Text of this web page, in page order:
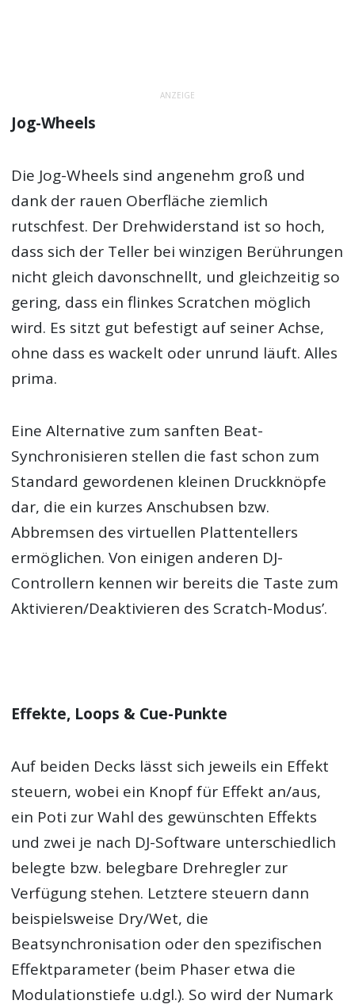
ANZEIGE
Jog-Wheels
Die Jog-Wheels sind angenehm groß und
dank der rauen Oberfläche ziemlich
rutschfest. Der Drehwiderstand ist so hoch,
dass sich der Teller bei winzigen Berührungen
nicht gleich davonschnellt, und gleichzeitig so
gering, dass ein flinkes Scratchen möglich
wird. Es sitzt gut befestigt auf seiner Achse,
ohne dass es wackelt oder unrund läuft. Alles
prima.
Eine Alternative zum sanften Beat-
Synchronisieren stellen die fast schon zum
Standard gewordenen kleinen Druckknöpfe
dar, die ein kurzes Anschubsen bzw.
Abbremsen des virtuellen Plattentellers
ermöglichen. Von einigen anderen DJ-
Controllern kennen wir bereits die Taste zum
Aktivieren/Deaktivieren des Scratch-Modus’.
Effekte, Loops & Cue-Punkte
Auf beiden Decks lässt sich jeweils ein Effekt
steuern, wobei ein Knopf für Effekt an/aus,
ein Poti zur Wahl des gewünschten Effekts
und zwei je nach DJ-Software unterschiedlich
belegte bzw. belegbare Drehregler zur
Verfügung stehen. Letztere steuern dann
beispielsweise Dry/Wet, die
Beatsynchronisation oder den spezifischen
Effektparameter (beim Phaser etwa die
Modulationstiefe u.dgl.). So wird der Numark